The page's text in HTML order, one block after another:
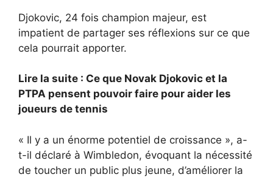
Djokovic, 24 fois champion majeur, est
impatient de partager ses réflexions sur ce que
cela pourrait apporter.
Lire la suite : Ce que Novak Djokovic et la
PTPA pensent pouvoir faire pour aider les
joueurs de tennis
« Il y a un énorme potentiel de croissance », a-
t-il déclaré à Wimbledon, évoquant la nécessité
de toucher un public plus jeune, d’améliorer la